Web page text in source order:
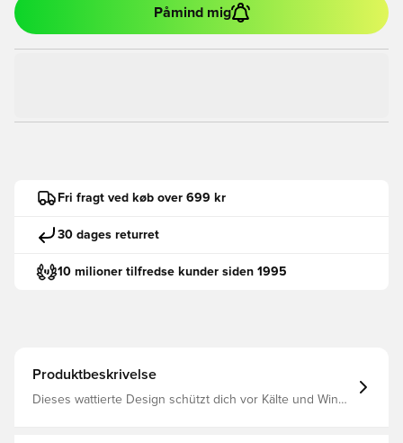
Påmind mig
Fri fragt ved køb over 699 kr
30 dages returret
10 milioner tilfredse kunder siden 1995
Produktbeskrivelse
Dieses wattierte Design schützt dich vor Kälte und Wind